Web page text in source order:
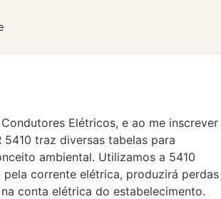
Elétricos, e ao me inscrever
traz diversas tabelas para
ambiental. Utilizamos a 5410
corrente elétrica, produzirá perdas
conta elétrica do estabelecimento.